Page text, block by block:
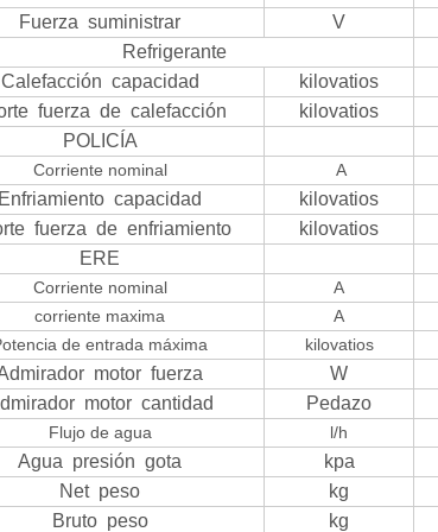
Fuerza suministrar
V
Refrigerante
Calefacción capacidad kilovatios
fuerza de calefacción
kilovatios
POLICÍA
Corriente nominal A
Enfriamiento capacidad kilovatios
fuerza de enfriamiento
kilovatios
ERE
Corriente nominal A
corriente maxima
A
de entrada máxima
kilovatios
motor fuerza W
motor cantidad
Pedazo
Flujo de agua l/h
Agua presión gota kpa
Net peso
kg
Bruto peso
kg